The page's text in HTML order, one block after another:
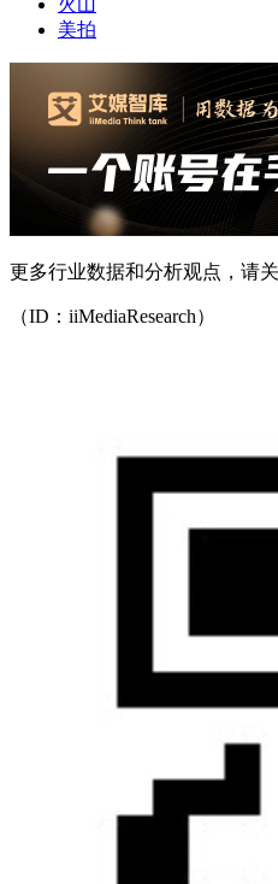
火山
美拍
更多行业数据和分析观点，请
（ID：iiMediaResearch）